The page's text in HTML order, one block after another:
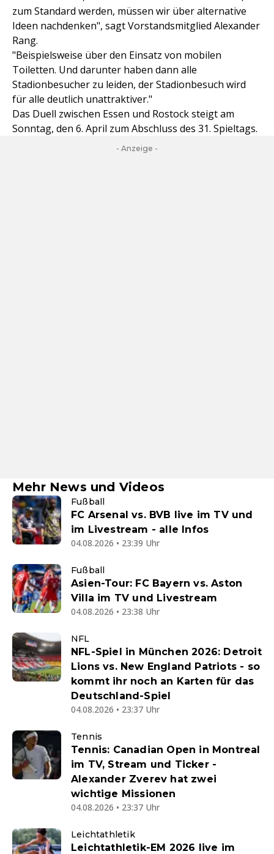
zum Standard werden, müssen wir über alternative
Ideen nachdenken", sagt Vorstandsmitglied Alexander
Rang.
"Beispielsweise über den Einsatz von mobilen
Toiletten. Und darunter haben dann alle
Stadionbesucher zu leiden, der Stadionbesuch wird
für alle deutlich unattraktiver."
Das Duell zwischen Essen und Rostock steigt am
Sonntag, den 6. April zum Abschluss des 31. Spieltags.
- Anzeige -
Mehr News und Videos
Fußball
FC Arsenal vs. BVB live im TV und
im Livestream - alle Infos
04.08.2026 • 23:39 Uhr
Fußball
Asien-Tour: FC Bayern vs. Aston
Villa im TV und Livestream
04.08.2026 • 23:38 Uhr
NFL
NFL-Spiel in München 2026: Detroit
Lions vs. New England Patriots - so
kommt ihr noch an Karten für das
Deutschland-Spiel
04.08.2026 • 23:37 Uhr
Tennis
Tennis: Canadian Open in Montreal
im TV, Stream und Ticker -
Alexander Zverev hat zwei
wichtige Missionen
04.08.2026 • 23:37 Uhr
Leichtathletik
Leichtathletik-EM 2026 live im